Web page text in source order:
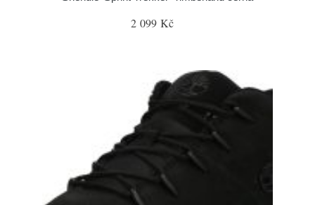
2 099 Kč